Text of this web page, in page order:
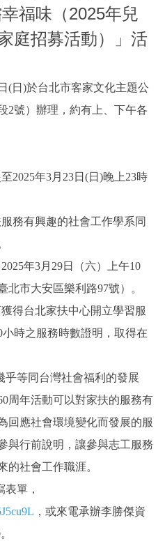
福味（2025年兒
庭招募活動）」活
(日)於台北市客家文化主題公
2號）辦理，約有上、下午各
年3月23日(日)晚上23時
有興趣的社會工作學系同
年3月29日（六）上午10
北市大安區樂利路97號）。
台北家扶中心開立學習服
時之服務時數證明，取得在
乎等同台灣社會福利的發展
周年活動可以對家扶的服務有
回應社會環境變化而發展的服
與行前說明，讓參與志工服務
的社會工作職涯。
單，
，或來電承辦李勝傑資